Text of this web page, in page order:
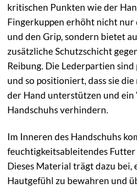
kritischen Punkten wie der
Fingerkuppen erhöht nicht
und den Grip, sondern bietet
zusätzliche Schutzschicht
Reibung. Die Lederpartien
und so positioniert, dass sie
der Hand unterstützen und ein
Handschuhs verhindern.
Im Inneren des Handschuhs
feuchtigkeitsableitendes Futter
Dieses Material trägt dazu bei,
Hautgefühl zu bewahren und